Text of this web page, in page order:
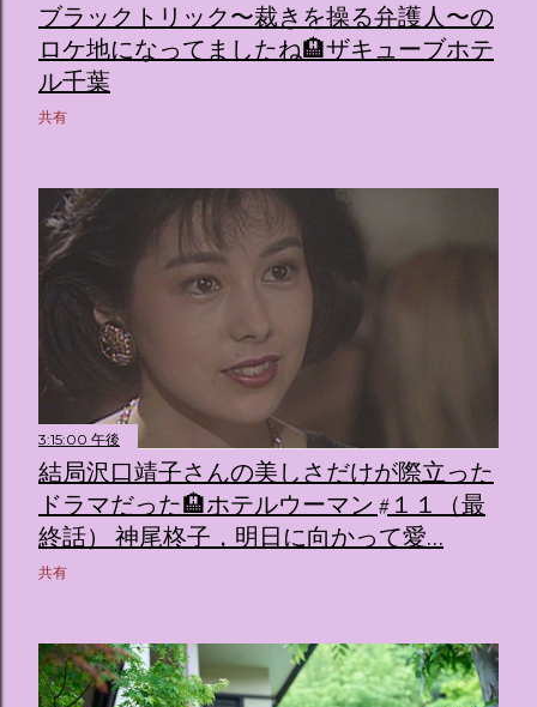
ブラックトリック〜裁きを操る弁護人〜の
ロケ地になってましたね🏨ザキューブホテ
ル千葉
共有
3:15:00 午後
結局沢口靖子さんの美しさだけが際立った
ドラマだった🏨ホテルウーマン #１１（最
終話） 神尾柊子，明日に向かって愛…
共有